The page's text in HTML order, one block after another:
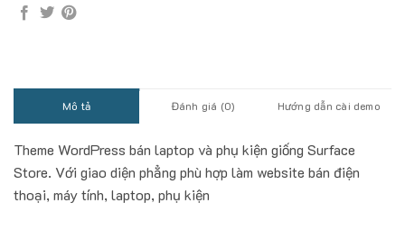
Mô tả Đánh giá (0) Hướng dẫn cài demo
Theme WordPress bán laptop và phụ kiện giống Surface
Store. Với giao diện phẳng phù hợp làm website bán điện
thoại, máy tính, laptop, phụ kiện